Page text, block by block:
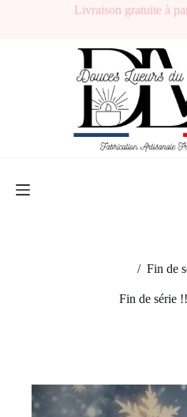
Livraison gratuite à
/ Fin de
Fin de série